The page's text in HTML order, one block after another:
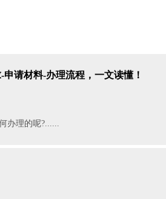
请材料-办理流程，一文读懂！
办理的呢?......